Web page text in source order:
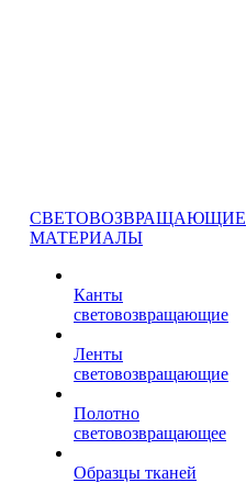
СВЕТОВОЗВРАЩАЮЩИЕ
МАТЕРИАЛЫ
Канты
световозвращающие
Ленты
световозвращающие
Полотно
световозвращающее
Образцы тканей